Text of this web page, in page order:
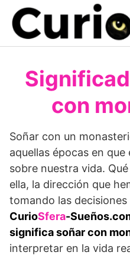
Saltar
contenido
con
Soñar con un
aquellas épocas en
sobre nuestra vida.
ella, la dirección que
tomando las
CurioSfera-
significa soñar con
interpretar en la vida